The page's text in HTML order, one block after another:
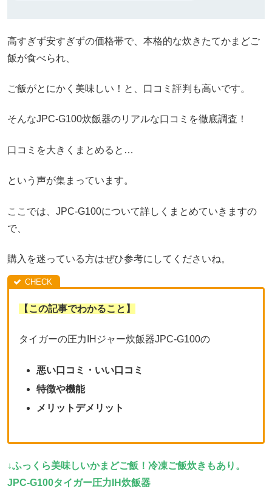
高すぎず安すぎずの価格帯で、本格的な炊きたてかまどご
飯が食べられ、
ご飯がとにかく美味しい！と、口コミ評判も高いです。
そんなJPC-G100炊飯器のリアルな口コミを徹底調査！
口コミを大きくまとめると…
という声が集まっています。
ここでは、JPC-G100について詳しくまとめていきますの
で、
購入を迷っている方はぜひ参考にしてくださいね。
【この記事でわかること】
タイガーの圧力IHジャー炊飯器JPC-G100の
悪い口コミ・いい口コミ
特徴や機能
メリットデメリット
↓ふっくら美味しいかまどご飯！冷凍ご飯炊きもあり。
JPC-G100タイガー圧力IH炊飯器